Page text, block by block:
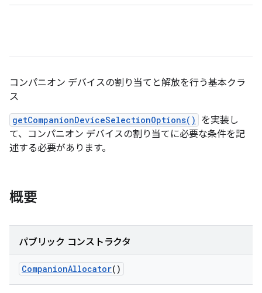
コンパニオン デバイスの割り当てと解放を行う基本クラ
ス
getCompanionDeviceSelectionOptions()
を実装し
て、コンパニオン デバイスの割り当てに必要な条件を記
述する必要があります。
概要
パブリック コンストラクタ
CompanionAllocator()